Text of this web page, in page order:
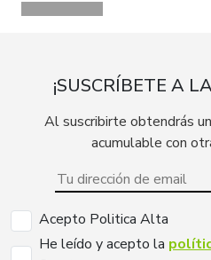
¡SUSCRÍBETE A
Al suscribirte obtendrás
acumulable con
Acepto Politica Alta
He leído y acepto la